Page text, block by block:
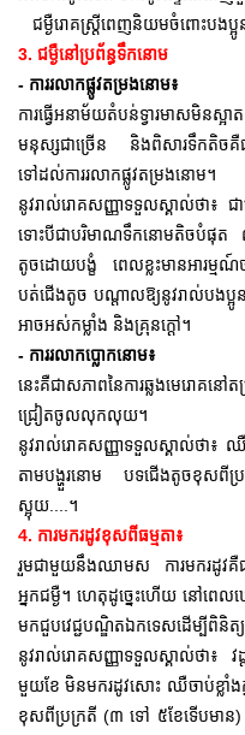
ជម្ងឺរោគស្ត្រីពេញនិយមចំពោះបងប្
3. ជម្ងឺនៅប្រព័ន្ធទឹកនោម
- ការរលាកផ្លូវតម្រងនោម៖
ការធ្វើអនាម័យតំបន់ទ្វារមាសមិន
មនុស្សជាច្រើន និងពិសារទឹកតិច
ទៅដល់ការរលាកផ្លូវតម្រងនោម។
នូវរាល់រោគសញ្ញាទទួលស្គាល់ថា៖ ជ
ទោះបីជាបរិមាណទឹកនោមតិចបំផុត
តូចដោយបង្ខំ ពេលខ្លះមានអារម្មណ៍
បត់ជើងតូច បណ្តាលឱ្យនូវរាល់បងប្អូន
អាចអស់កម្លាំង និងគ្រុនក្តៅ។
- ការរលាកប្លោកនោម៖
នេះគឺជាសភាពនៃការឆ្លងមេរោគ
ជ្រៀតចូលលុកលុយ។
នូវរាល់រោគសញ្ញាទទួលស្គាល់ថា
តាមបង្ហួរនោម បទជើងតូចខុសពី
ស្អុយ....។
4. ការមករដូវខុសពីធម្មតា៖
រួមជាមួយនឹងឈាមស ការមករដូវគឺជ
អ្នកជម្ងឺ។ ហេតុដូច្នេះហើយ នៅពេល
មកជួបវេជ្ជបណ្ឌិតឯកទេសដើម្បីពិនិត្
នូវរាល់រោគសញ្ញាទទួលស្គាល់ថា៖ វ
មួយខែ មិនមករដូវសោះ ឈឺចាប់ខ្លាំង
ខុសពីប្រក្រតី (៣ ទៅ ៥ខែទើបមាន)